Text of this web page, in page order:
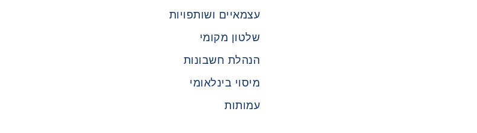
עצמאיים ושותפויות
שלטון מקומי
הנהלת חשבונות
מיסוי בינלאומי
עמותות